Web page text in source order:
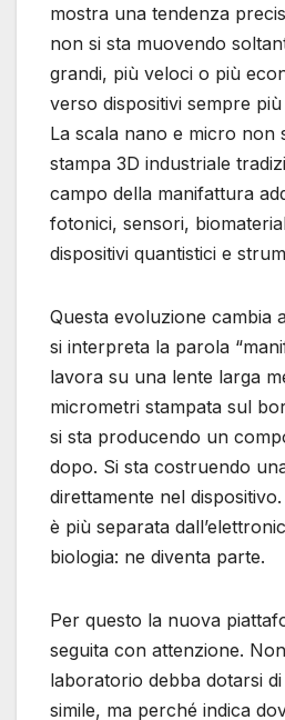
mostra una tendenza
non si sta muovendo
grandi, più veloci o più
verso dispositivi sempre
La scala nano e micro non
stampa 3D industriale
campo della manifattura
fotonici, sensori,
dispositivi quantistici e
Questa evoluzione cambia
si interpreta la parola
lavora su una lente larga
micrometri stampata sul
si sta producendo un
dopo. Si sta costruendo
direttamente nel
è più separata
biologia: ne diventa parte.
Per questo la nuova
seguita con attenzione.
laboratorio debba dotarsi
simile, ma perché indica